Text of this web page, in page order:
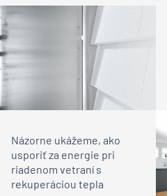
Názorne ukážeme, ako
usporiť za energie pri
riadenom vetraní s
rekuperáciou tepla